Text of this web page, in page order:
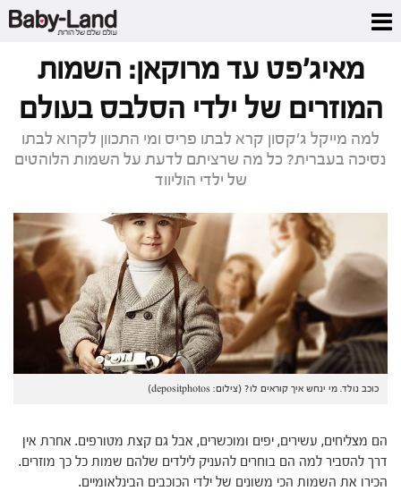
דף הבית
מאיג'פט עד מרוקאן: השמות המוזרים של ילדי הסלבס
מאיג'פט עד מרוקאן: השמות
המוזרים של ילדי הסלבס בעולם
למה מייקל ג'קסון קרא לבתו פריס ומי התכוון לקרוא לבתו
נסיכה בעברית? כל מה שרציתם לדעת על השמות הלוהטים
של ילדי הוליווד
כוכב נולד. מי ינחש איך קוראים לו? (צילום: depositphotos)
הם מצליחים, עשירים, יפים ומוכשרים, אבל גם קצת מטורפים. אחרת אין
דרך להסביר למה הם בוחרים להעניק לילדים שלהם שמות כל כך מוזרים.
הכירו את השמות הכי משונים של ילדי הכוכבים הבינלאומיים.